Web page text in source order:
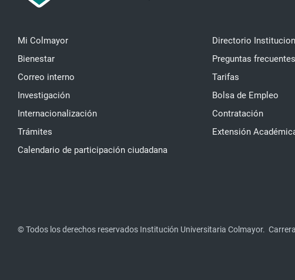
Mi Colmayor
Bienestar
Correo interno
Investigación
Internacionalización
Trámites
Calendario de participación ciudadana
Directorio
Preguntas frecuentes
Tarifas
Bolsa de Empleo
Contratación
Extensión
© Todos los derechos reservados Institución Universitaria Colmayor.